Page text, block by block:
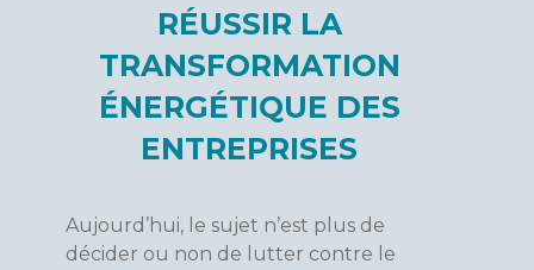
RÉUSSIR LA
TRANSFORMATION
ÉNERGÉTIQUE DES
ENTREPRISES
Aujourd’hui, le sujet n’est plus de
décider ou non de lutter contre le